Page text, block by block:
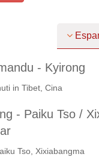
- Kyirong
in Tibet, Cina
- Paiku Tso /
Tso, Xixiabangma